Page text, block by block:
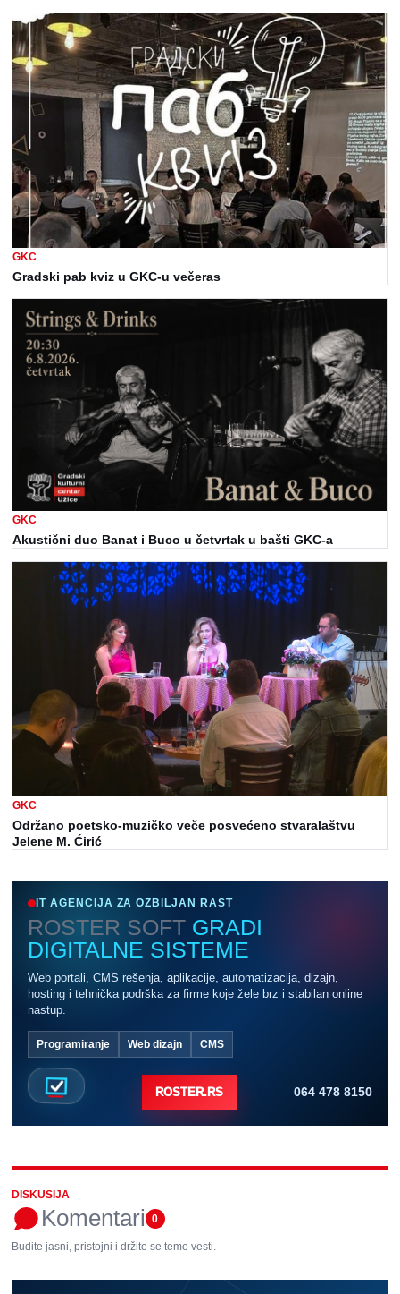
GKC
Gradski pab kviz u GKC-u večeras
GKC
Akustični duo Banat i Buco u četvrtak u bašti GKC-a
GKC
Održano poetsko-muzičko veče posvećeno stvaralaštvu
Jelene M. Ćirić
IT AGENCIJA ZA OZBILJAN RAST
ROSTER SOFT GRADI
DIGITALNE SISTEME
Web portali, CMS rešenja, aplikacije, automatizacija, dizajn,
hosting i tehnička podrška za firme koje žele brz i stabilan online
nastup.
Programiranje Web dizajn CMS
ROSTER.RS 064 478 8150
DISKUSIJA
Komentari 0
Budite jasni, pristojni i držite se teme vesti.